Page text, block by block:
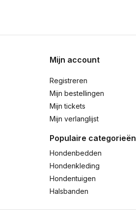
Mijn account
Registreren
Mijn bestellingen
Mijn tickets
Mijn verlanglijst
Populaire categorieën
Hondenbedden
Hondenkleding
Hondentuigen
Halsbanden